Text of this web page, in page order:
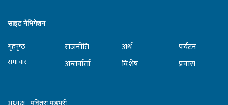
साइट नेभिगेशन
गृहपृष्‍ठ
समाचार
राजनीति
अन्तर्वार्ता
अर्थ
विशेष
पर्यटन
प्रवास
: पवित्रा मुडभरी